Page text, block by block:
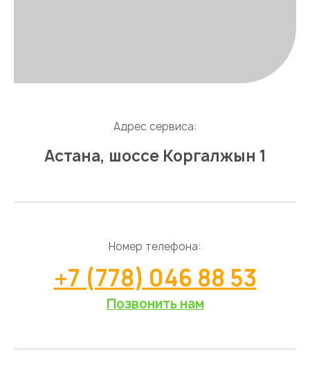
Адрес сервиса:
Астана, шоссе Коргалжын 1
Номер телефона:
+7 (778) 046 88 53
Позвонить нам